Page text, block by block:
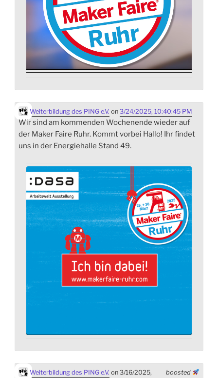
Weiterbildung des PING e.V. on 3/24/2025, 10:40:45 PM
Wir sind am kommenden Wochenende wieder auf
der Maker Faire Ruhr. Kommt vorbei Hallo! Ihr findet
uns in der Energiehalle Stand 49.
boosted
Weiterbildung des PING e.V. on 3/16/2025,